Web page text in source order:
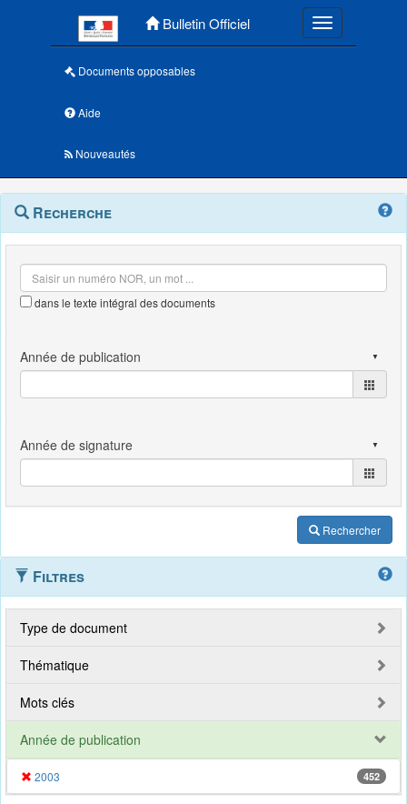
Bulletin Officiel Toggle
Documents opposables
Aide
Nouveautés
Navigation
outils
Menu
contextuel
Recherche
dans le texte intégral des documents
Rechercher
Filtres
Type de document
Thématique
Mots clés
Année de publication
2003 452